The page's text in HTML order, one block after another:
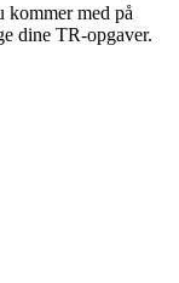
kommer med på
dine TR-opgaver.